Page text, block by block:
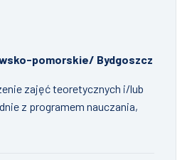
pomorskie/ Bydgoszcz
zajęć teoretycznych i/lub
z programem nauczania,